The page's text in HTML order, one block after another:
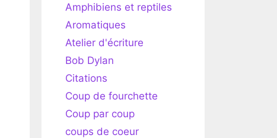
Amphibiens et reptiles
Aromatiques
Atelier d'écriture
Bob Dylan
Citations
Coup de fourchette
Coup par coup
coups de coeur